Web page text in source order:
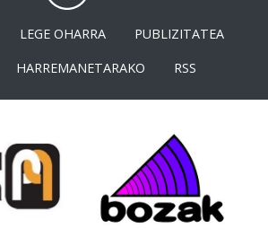
LEGE OHARRA
PUBLIZITATEA
HARREMANETARAKO RSS